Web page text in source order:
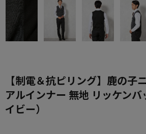
【制電＆抗ピリング】鹿の子
アルインナー 無地 リッケン
イビー）